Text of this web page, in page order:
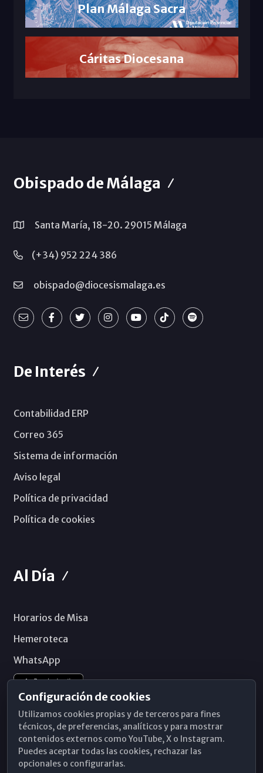
Plan Málaga Sacra
Cáritas Diocesana
Obispado de Málaga
Santa María, 18-20. 29015 Málaga
(+34) 952 224 386
obispado@diocesismalaga.es
De Interés
Contabilidad ERP
Correo 365
Sistema de información
Aviso legal
Política de privacidad
Política de cookies
Al Día
Horarios de Misa
Hemeroteca
WhatsApp
Configuración de cookies
Utilizamos cookies propias y de terceros para fines
técnicos, de preferencias, analíticos y para mostrar
contenidos externos como YouTube, X o Instagram.
Puedes aceptar todas las cookies, rechazar las
opcionales o configurarlas.